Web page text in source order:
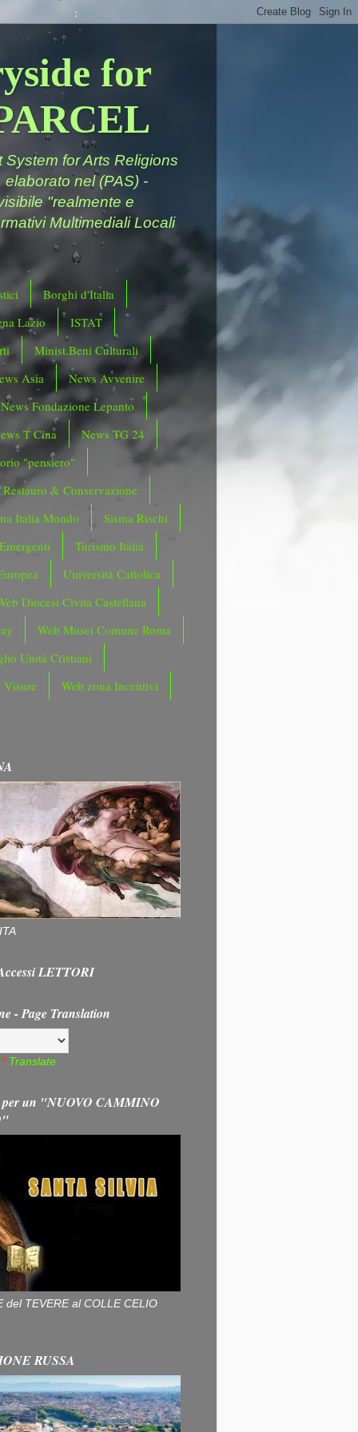
for
for Arts Religions
nel (PAS) -
"realmente e
Multimediali Locali
Borghi d'Italia
Lazio
ISTAT
Minist.Beni Culturali
Asia
News Avvenire
News Fondazione Lepanto
T Cina
News TG 24
"pensiero"
Restauro & Conservazione
Italia Mondo
Sisma Rischi
Turismo Italia
Università Cattolica
Diocesi Civita Castellana
Web Musei Comune Roma
Unità Cristiani
Visure
Web zona Incentivi
LETTORI
- Page Translation
Translate
per un "NUOVO CAMMINO
del TEVERE al COLLE CELIO
RUSSA